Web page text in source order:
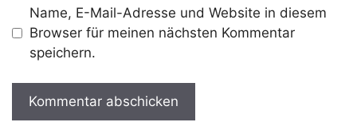
Name, E-Mail-Adresse und Website in diesem
Browser für meinen nächsten Kommentar
speichern.